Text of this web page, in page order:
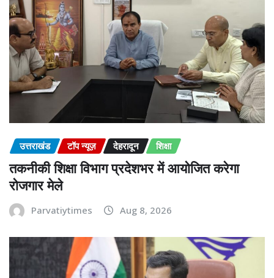
उत्तराखंड टॉप न्यूज़ देहरादून शिक्षा
तकनीकी शिक्षा विभाग प्रदेशभर में आयोजित करेगा
रोजगार मेले
Parvatiytimes Aug 8, 2026